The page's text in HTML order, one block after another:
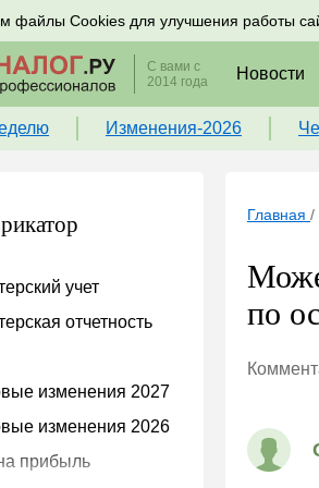
файлы Cookies для улучшения работы
на новости по налогам, учету и
С вами с
2014 года
Новости
Изменения-2026
учет
отчетность
изменения 2027
изменения 2026
прибыль
Главная /
по